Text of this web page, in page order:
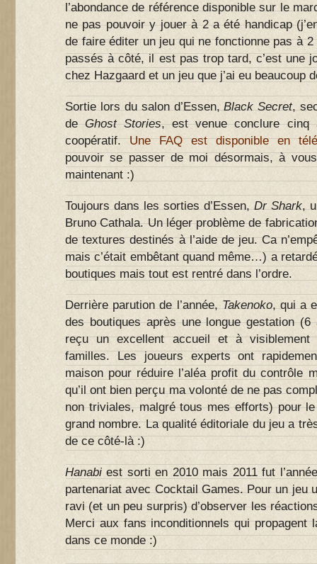
l’abondance de référence disponible sur le
ne pas pouvoir y jouer à 2 a été handicap
de faire éditer un jeu qui ne fonctionne pas à
passés à côté, il est pas trop tard, c’est une
chez Hazgaard et un jeu que j’ai eu beaucoup
Sortie lors du salon d’Essen,Black Secret,
deGhost Stories, est venue conclure
coopératif.Une FAQ est disponible en
pouvoir se passer de moi désormais, à
maintenant :)
Toujours dans les sorties d’Essen,Dr Shark,
Bruno Cathala. Un léger problème de
de textures destinés à l’aide de jeu. Ca
mais c’était embêtant quand même…) a
boutiques mais tout est rentré dans l’ordre.
Derrière parution de l’année,Takenoko, qui a
des boutiques après une longue gestation
reçu un excellent accueil et à visiblement
familles. Les joueurs experts ont
maison pour réduire l’aléa profit du contrôle
qu’il ont bien perçu ma volonté de ne pas
non triviales, malgré tous mes efforts) pour
grand nombre. La qualité éditoriale du jeu a
de ce côté-là :)
Hanabi est sorti en 2010 mais 2011 fut
partenariat avec Cocktail Games. Pour un jeu
ravi (et un peu surpris) d’observer les
Merci aux fans inconditionnels qui propagent
dans ce monde :)